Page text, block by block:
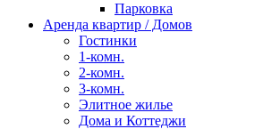
Парковка
Аренда квартир / Домов
Гостинки
1-комн.
2-комн.
3-комн.
Элитное жилье
Дома и Коттеджи